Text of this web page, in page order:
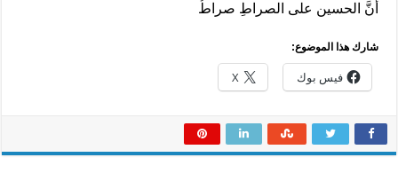
أنَّ الحسين على الصراطِ صراطُ
شارك هذا الموضوع:
فيس بوك X